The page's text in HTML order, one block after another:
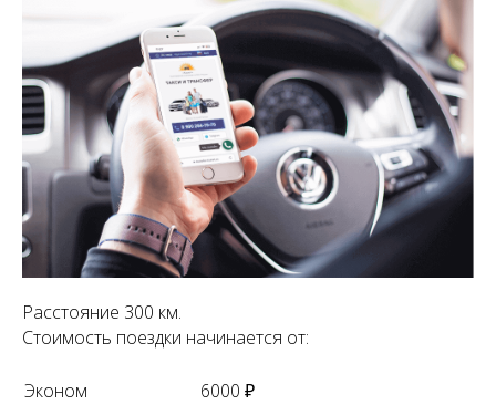
Расстояние 300 км.
Стоимость поездки начинается от:
Эконом
6000 ₽